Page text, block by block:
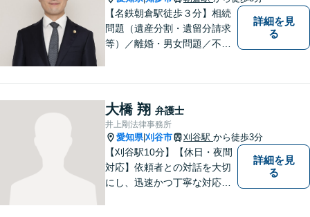
【名鉄朝倉駅徒歩３分】相続
問題（遺産分割・遺留分請求
等）／離婚・男女問題／不動
多数。
詳細を見
る
大橋 翔 弁護士
井上剛法律事務所
愛知県|刈谷市 刈谷駅 から徒歩3分
【刈谷駅10分】【休日・夜間
対応】依頼者との対話を大切
にし、迅速かつ丁寧な対応を
詳細を見
る